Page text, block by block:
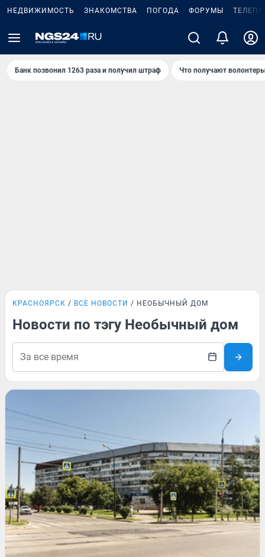
НЕДВИЖИМОСТЬ ЗНАКОМСТВА ПОГОДА ФОРУМЫ
Банк позвонил 1263 раза и получил штраф Что получают
КРАСНОЯРСК ВСЕ НОВОСТИ НЕОБЫЧНЫЙ ДОМ
Новости по тэгу Необычный дом